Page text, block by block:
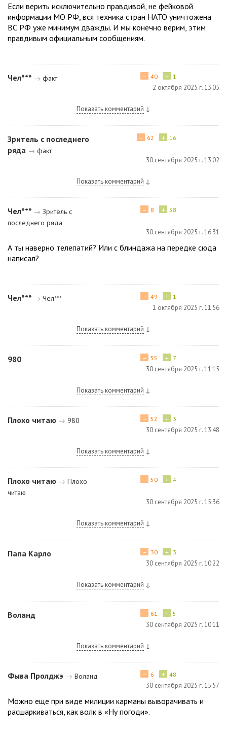
Если верить исключительно правдивой, не фейковой
информации МО РФ, вся техника стран НАТО уничтожена
ВС РФ уже минимум дважды. И мы конечно верим, этим
правдивым официальным сообщениям.
Чел*** → факт + 1
− 40
2 октября 2025 г. 13:05
Показать комментарий ↓
Зритель с последнего
ряда → факт
+ 16
− 62
30 сентября 2025 г. 13:02
Показать комментарий ↓
Чел*** → Зритель с
последнего ряда
+ 58
− 8
30 сентября 2025 г. 16:31
А ты наверно телепатий? Или с блиндажа на передке сюда
написал?
Чел*** → Чел*** + 1
− 49
1 октября 2025 г. 11:56
Показать комментарий ↓
980 + 7
− 55
30 сентября 2025 г. 11:15
Показать комментарий ↓
Плохо читаю → 980 + 3
− 52
30 сентября 2025 г. 13:48
Показать комментарий ↓
Плохо читаю → Плохо
читаю
+ 4
− 50
30 сентября 2025 г. 15:36
Показать комментарий ↓
Папа Карло + 3
− 30
30 сентября 2025 г. 10:22
Показать комментарий ↓
Воланд + 5
− 61
30 сентября 2025 г. 10:11
Показать комментарий ↓
Фыва Пролджэ → Воланд + 48
− 6
30 сентября 2025 г. 15:57
Можно еще при виде милиции карманы выворачивать и
расшаркиваться, как волк в «Ну погоди».